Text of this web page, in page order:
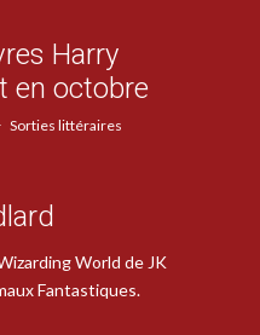
Harry
en octobre
Sorties littéraires
World de JK
Fantastiques.